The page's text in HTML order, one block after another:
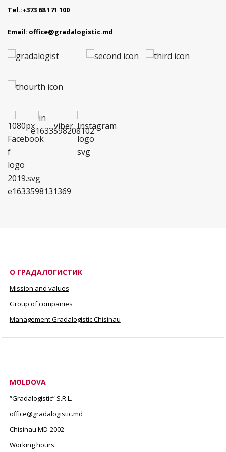
Tel.:+373 68 171 100
Email: office@gradalogistic.md
О ГРАДАЛОГИСТИК
Mission and values
Group of companies
Management Gradalogistic Chisinau
MOLDOVA
“Gradalogistic” S.R.L.
office@gradalogistic.md
Chisinau MD-2002
Working hours: